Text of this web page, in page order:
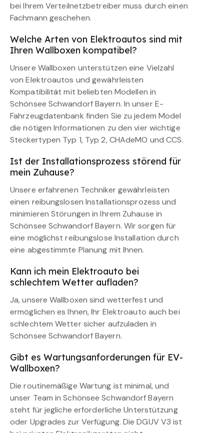
bei Ihrem Verteilnetzbetreiber muss durch einen
Fachmann geschehen.
Welche Arten von Elektroautos sind mit
Ihren Wallboxen kompatibel?
Unsere Wallboxen unterstützen eine Vielzahl
von Elektroautos und gewährleisten
Kompatibilität mit beliebten Modellen in
Schönsee Schwandorf Bayern. In unser E-
Fahrzeugdatenbank finden Sie zu jedem Model
die nötigen Informationen zu den vier wichtige
Steckertypen Typ 1, Typ 2, CHAdeMO und CCS.
Ist der Installationsprozess störend für
mein Zuhause?
Unsere erfahrenen Techniker gewährleisten
einen reibungslosen Installationsprozess und
minimieren Störungen in Ihrem Zuhause in
Schönsee Schwandorf Bayern. Wir sorgen für
eine möglichst reibungslose Installation durch
eine abgestimmte Planung mit Ihnen.
Kann ich mein Elektroauto bei
schlechtem Wetter aufladen?
Ja, unsere Wallboxen sind wetterfest und
ermöglichen es Ihnen, Ihr Elektroauto auch bei
schlechtem Wetter sicher aufzuladen in
Schönsee Schwandorf Bayern.
Gibt es Wartungsanforderungen für EV-
Wallboxen?
Die routinemäßige Wartung ist minimal, und
unser Team in Schönsee Schwandorf Bayern
steht für jegliche erforderliche Unterstützung
oder Upgrades zur Verfügung. Die DGUV V3 ist